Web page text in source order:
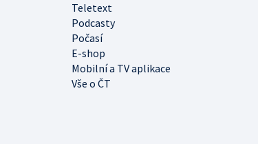
Teletext
Podcasty
Počasí
E-shop
Mobilní a TV aplikace
Vše o ČT